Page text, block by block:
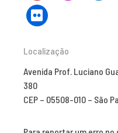
Localização
Avenida Prof. Luciano
380
CEP – 05508-010 – São